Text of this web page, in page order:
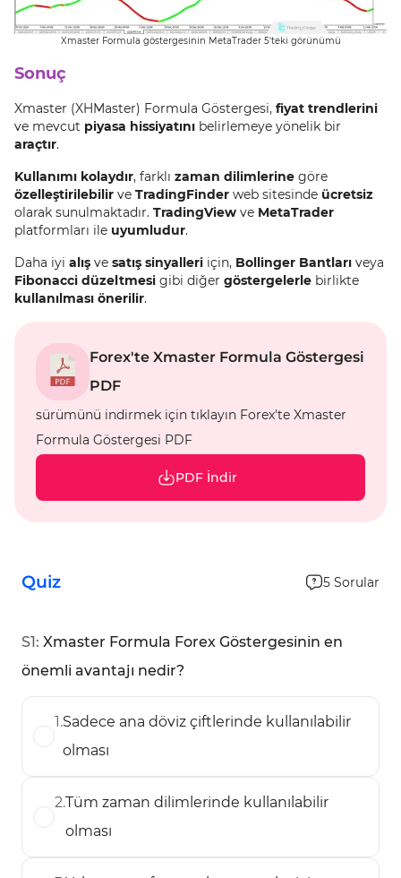
Xmaster Formula göstergesinin MetaTrader 5'teki görünümü
Sonuç
Xmaster (XHMaster) Formula Göstergesi, fiyat trendlerini
ve mevcut piyasa hissiyatını belirlemeye yönelik bir
araçtır.
Kullanımı kolaydır, farklı zaman dilimlerine göre
özelleştirilebilir ve TradingFinder web sitesinde ücretsiz
olarak sunulmaktadır. TradingView ve MetaTrader
platformları ile uyumludur.
Daha iyi alış ve satış sinyalleri için, Bollinger Bantları veya
Fibonacci düzeltmesi gibi diğer göstergelerle birlikte
kullanılması önerilir.
Forex'te Xmaster Formula Göstergesi
PDF
sürümünü indirmek için tıklayın Forex'te Xmaster
Formula Göstergesi PDF
PDF İndir
Quiz 5 Sorular
S1: Xmaster Formula Forex Göstergesinin en
önemli avantajı nedir?
1.Sadece ana döviz çiftlerinde kullanılabilir
olması
2.Tüm zaman dilimlerinde kullanılabilir
olması